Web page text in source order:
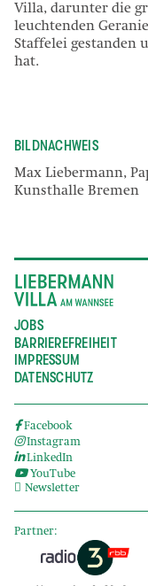
Villa, darunter die
leuchtenden
Staffelei gestanden
hat.
BILDNACHWEIS
Max Liebermann,
Kunsthalle Bremen
JOBS
BARRIEREFREIHEIT
IMPRESSUM
DATENSCHUTZ
Facebook
Instagram
LinkedIn
YouTube
Newsletter
Partner: